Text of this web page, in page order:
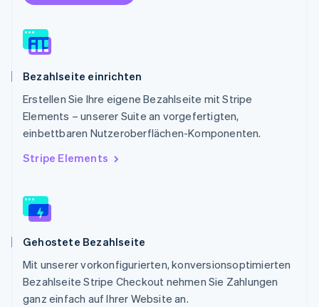
Bezahlseite einrichten
Erstellen Sie Ihre eigene Bezahlseite mit Stripe
Elements – unserer Suite an vorgefertigten,
einbettbaren Nutzeroberflächen-Komponenten.
Stripe Elements
Gehostete Bezahlseite
Mit unserer vorkonfigurierten, konversionsoptimierten
Bezahlseite Stripe Checkout nehmen Sie Zahlungen
ganz einfach auf Ihrer Website an.
Rumänien
Schweden
Svenska
DeutschFrançaisItaliano
Singapur
Slowakei
English
Slowenien
China
English
Español English
ไทย English
Tschechische Republik
English